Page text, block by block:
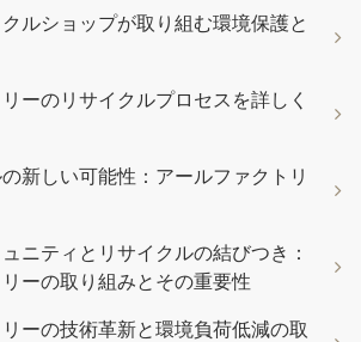
ルショップが取り組む環境保護と
ーのリサイクルプロセスを詳しく
新しい可能性：アールファクトリ
ニティとリサイクルの結びつき：
ーの取り組みとその重要性
ーの技術革新と環境負荷低減の取